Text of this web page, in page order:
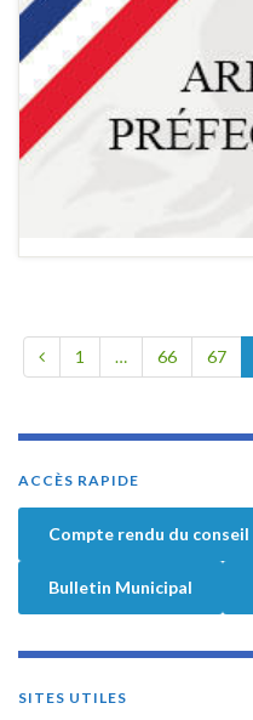
1 … 66 67
ACCÈS RAPIDE
Compte rendu du conseil
Bulletin Municipal
SITES UTILES